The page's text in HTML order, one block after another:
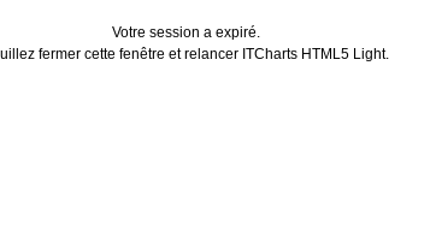
Votre session a expiré.
fermer cette fenêtre et relancer ITCharts HTML5 Light.